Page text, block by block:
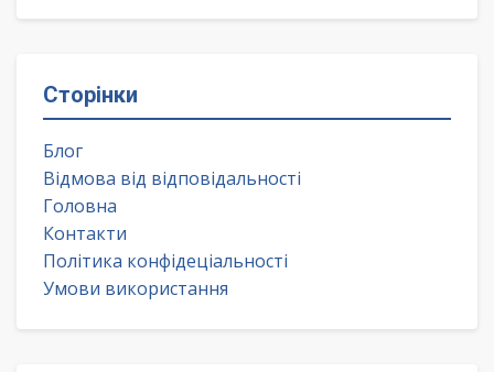
Сторінки
Блог
Відмова від відповідальності
Головна
Контакти
Політика конфідеціальності
Умови використання